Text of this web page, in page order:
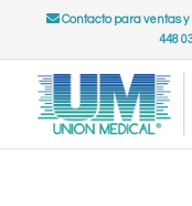
Contacto para ventas y
448